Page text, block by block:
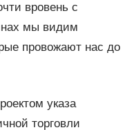
вровень с
мы видим
провожают нас до
указа
торговли